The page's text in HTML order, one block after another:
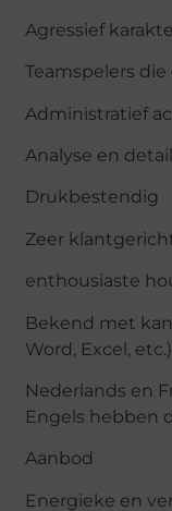
Agressief
Teamspelers
Administratief
Analyse en
Drukbestendig
Zeer
enthousiaste
Bekend met
Word, Excel,
Nederlands en
Engels hebben
Aanbod
Energieke en